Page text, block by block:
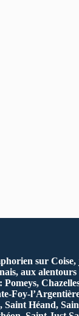
sur
aux
Pomeys,
Foy-
Saint Héand,